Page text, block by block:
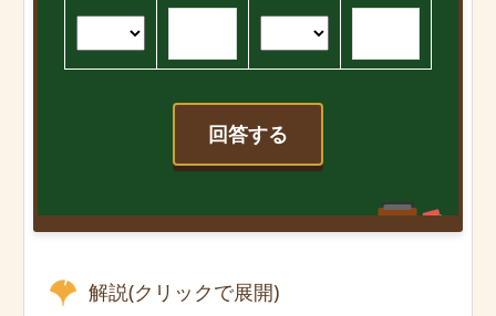
回答する
解説(クリックで展開)